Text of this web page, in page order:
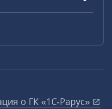
о ГК «1С‑Рарус»